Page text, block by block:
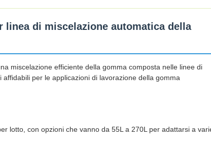
linea di miscelazione automatica della
miscelazione efficiente della gomma composta nelle linee di
per le applicazioni di lavorazione della gomma
lotto, con opzioni che vanno da 55L a 270L per adattarsi a